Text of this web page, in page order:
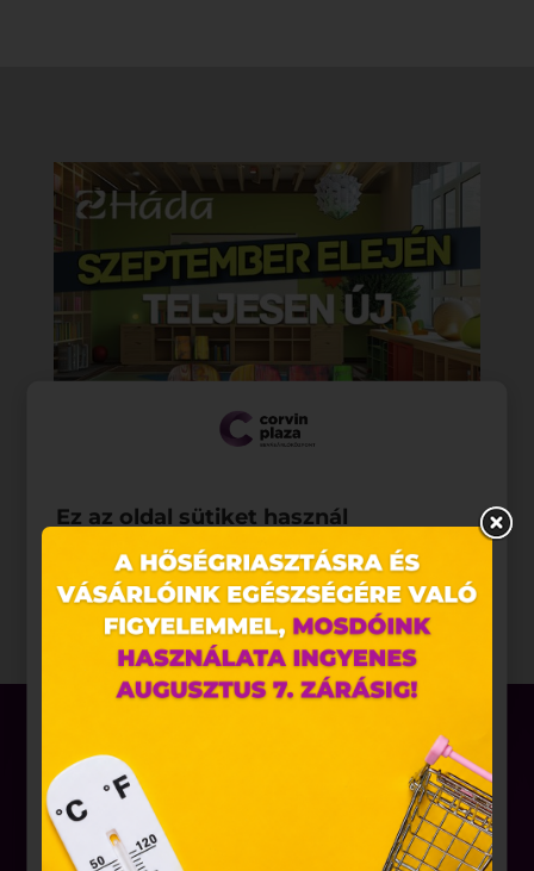
Ez az oldal sütiket használ
Weboldalunkon „cookie"-kat (továbbiakban „süti")
alkalmazunk. Ezek olyan fájlok, melyek információt
tárolnak webes böngészőjében. Ehhez az Ön
hozzájárulása szükséges.
A „sütiket" az elektronikus hírközlésről szóló 2003.
összefüggő szolgáltatások egyes kérdéseiről szóló
2001. évi CVIII. törvény, valamint az Európai Unió
előírásainak megfelelően használjuk. Azon
weblapoknak, melyek az Európai Unió országain
belül működnek, a „sütik" használatához, és